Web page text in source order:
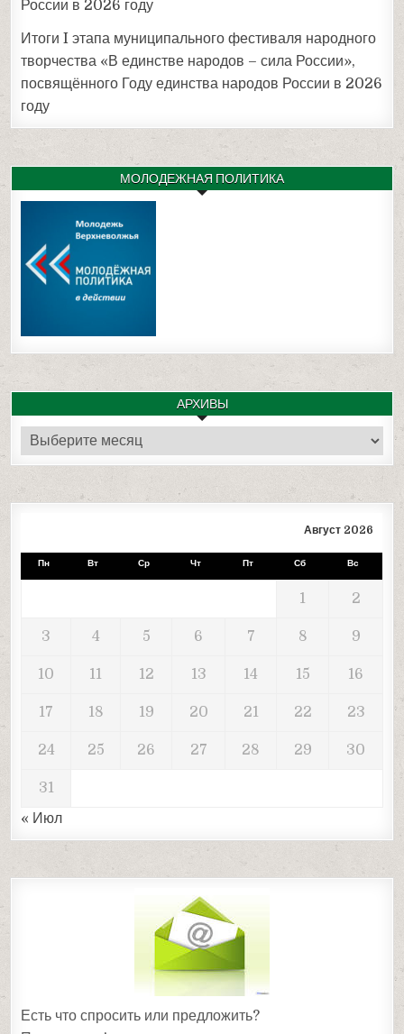
России в 2026 году
Итоги I этапа муниципального фестиваля народного
творчества «В единстве народов – сила России»,
посвящённого Году единства народов России в 2026
году
МОЛОДЕЖНАЯ ПОЛИТИКА
АРХИВЫ
Архивы
Август 2026
Пн Вт Ср Чт Пт Сб Вс
1 2
3 4 5 6 7 8 9
10 11 12 13 14 15 16
17 18 19 20 21 22 23
24 25 26 27 28 29 30
31
« Июл
Есть что спросить или предложить?